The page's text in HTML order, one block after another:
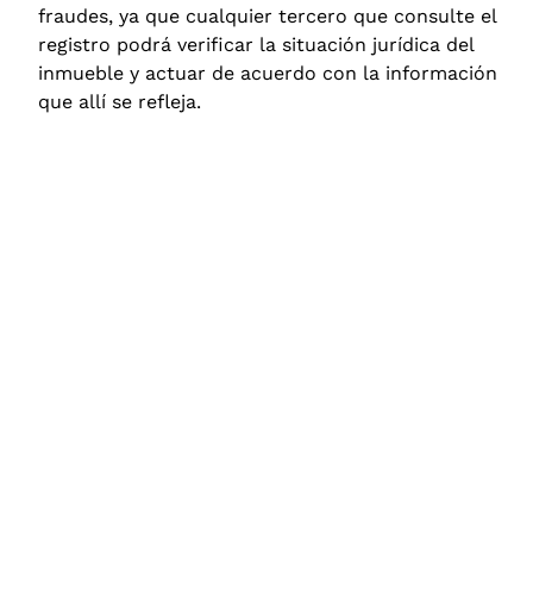
fraudes, ya que cualquier tercero que consulte el
registro podrá verificar la situación jurídica del
inmueble y actuar de acuerdo con la información
que allí se refleja.